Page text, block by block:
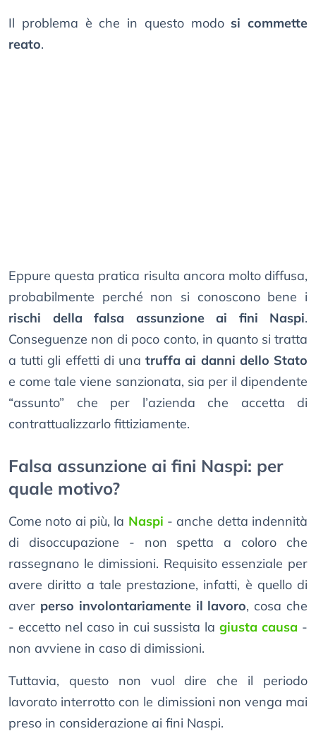
Il problema è che in questo modo si commette
reato.
Eppure questa pratica risulta ancora molto diffusa,
probabilmente perché non si conoscono bene i
rischi della falsa assunzione ai fini Naspi.
Conseguenze non di poco conto, in quanto si tratta
a tutti gli effetti di unatruffa ai danni dello Stato
e come tale viene sanzionata, sia per il dipendente
“assunto” che per l’azienda che accetta di
contrattualizzarlo fittiziamente.
Falsa assunzione ai fini Naspi: per
quale motivo?
Come noto ai più, la Naspi - anche detta indennità
di disoccupazione - non spetta a coloro che
rassegnano le dimissioni. Requisito essenziale per
avere diritto a tale prestazione, infatti, è quello di
aver perso involontariamente il lavoro, cosa che
- eccetto nel caso in cui sussista lagiusta causa -
non avviene in caso di dimissioni.
Tuttavia, questo non vuol dire che il periodo
lavorato interrotto con le dimissioni non venga mai
preso in considerazione ai fini Naspi.